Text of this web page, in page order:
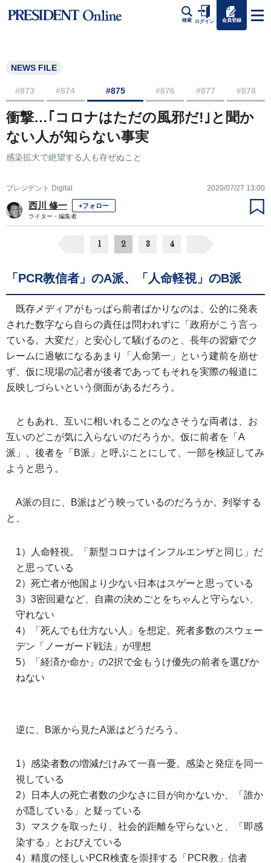
検索 ログイン 会員登録
NEWS FILE
#873 #874 #875 #876 #877 #878
衝撃…｢コロナはただの風邪だ!｣と聞か
ない人が知らない事実
感染拡大で絶望する人も存ぜぬこと
プレジデント Digital 2020/07/27 13:00
西川 修一 +フォロー
ライター・編集者
1 2 3 4
「PCR教信者」のA派、「人命軽視」のB派
既存メディアがもっぱら前者ばかりなのは、公的に発表
された数字なら自らの責任は問われずに「政府がこう言っ
ている。大変だ」と安心して騒げるのと、長年の習癖でク
レームに過敏になるあまり「人命第一」という建前を崩せ
ず、仮に現場の記者が後者であってもそれを実際の報道に
反映しづらいという側面があるだろう。
ともあれ、互いに相いれることのなさそうな両者は、お
互いのどこが気に入らないのだろうか。仮に前者を「A
派」、後者を「B派」と呼ぶことにして、一部を検証してみ
ようと思う。
A派の目に、B派はどう映っているのだろうか。列挙する
と、
1）人命軽視。「新型コロナはインフルエンザと同じ」だ
と思っている
2）死亡者が他国より少ない日本はスゲーと思っている
3）3密回避など、自粛の決めごとをちゃんと守らない、
守れない
4）「死んでも仕方ない人」を想定。死者多数のスウェー
デン「ノーガード戦法」が理想
5）「経済か命か」の2択で金もうけ優先の前者を選びか
ねない
逆に、B派から見たA派はどうだろう。
1）感染者数の増減だけみて一喜一憂。感染と発症を同一
視している
2）日本人の死亡者数の少なさに目が向かないか、「誰か
が隠している」と疑っている
3）マスクを取ったり、社会的距離を守らないと、「即感
染する」とおびえている
4）精度の怪しいPCR検査を崇拝する「PCR教」信者